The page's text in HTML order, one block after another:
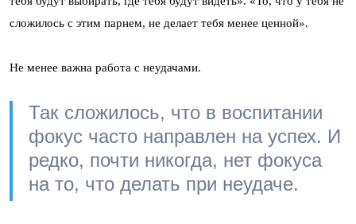
сложилось с этим парнем, не делает тебя менее ценной».
Не менее важна работа с неудачами.
Так сложилось, что в воспитании
фокус часто направлен на успех. И
редко, почти никогда, нет фокуса
на то, что делать при неудаче.